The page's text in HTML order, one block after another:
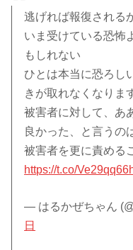
逃げれば報復される
いま受けている恐怖
もしれない
ひとは本当に恐ろし
きが取れなくなりま
被害者に対して、あ
良かった、と言うの
被害者を更に責める
https://t.co/
— はるかぜちゃん
日